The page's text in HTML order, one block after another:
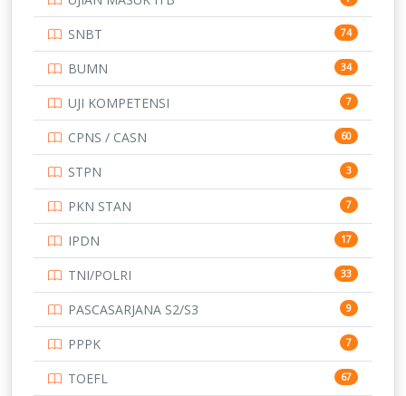
STIP 2
153
345
UNIVERSITAS AIRLANGGA 15
16
15
15
14
14
UNIVERSITAS CENDRAWASIH 14
15
219
SNBT 74
BUMN 34
UJI KOMPETENSI 7
CPNS / CASN 60
STPN 3
PKN STAN 7
IPDN 17
TNI/POLRI 33
PASCASARJANA S2/S3 9
PPPK 7
TOEFL 67